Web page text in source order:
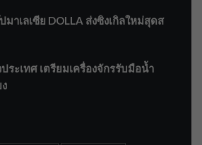
มาเลเซีย DOLLA ส่งซิงเกิลใหม่สุดส
ระเทศ เตรียมเครื่องจักรรับมือน้ำ